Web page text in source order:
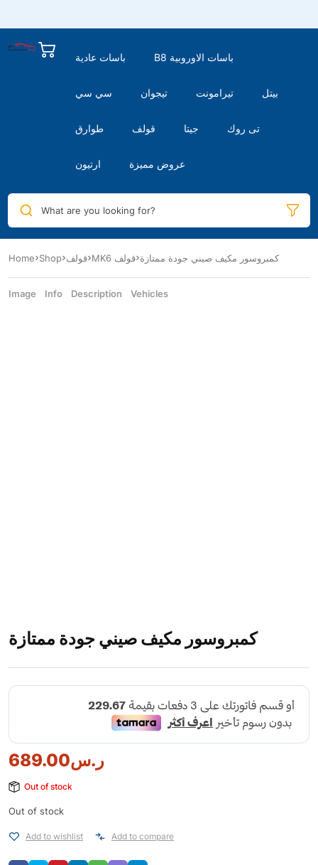
باسات عادية B8 باسات الاوروبية
سي سي تيجوان تيرامونت بيتل
طوارق قولف جيتا تى روك
ارتيون عروض مميزة
What are you looking for?
Home Shop قولف MK6 قولف كمبروسور مكيف صيني جودة ممتازة
Image Info Description Vehicles
كمبروسور مكيف صيني جودة ممتازة
ر.س689.00
Out of stock
Out of stock
Add to wishlist Add to compare